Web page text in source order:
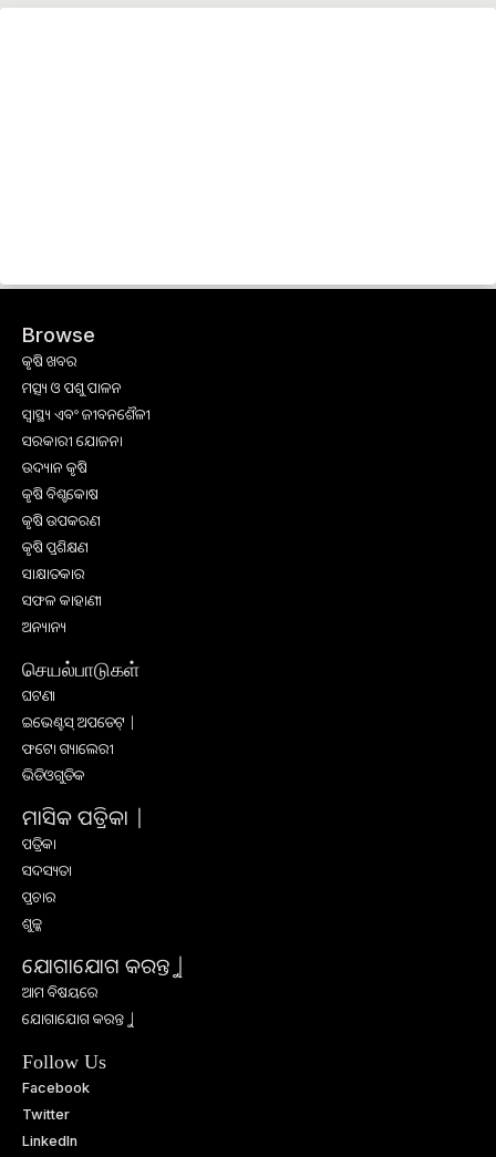
Browse
କୃଷି ଖବର
ମତ୍ସ୍ୟ ଓ ପଶୁ ପାଳନ
ସ୍ୱାସ୍ଥ୍ୟ ଏବଂ ଜୀବନଶୈଳୀ
ସରକାରୀ ଯୋଜନା
ଉଦ୍ୟାନ କୃଷି
କୃଷି ବିଶ୍ବକୋଷ
କୃଷି ଉପକରଣ
କୃଷି ପ୍ରଶିକ୍ଷଣ
ସାକ୍ଷାତକାର
ସଫଳ କାହାଣୀ
ଅନ୍ୟାନ୍ୟ
செயல்பாடுகள்
ଘଟଣା
ଇଭେଣ୍ଟସ୍ ଅପଡେଟ୍ |
ଫଟୋ ଗ୍ୟାଲେରୀ
ଭିଡିଓଗୁଡିକ
ମାସିକ ପତ୍ରିକା |
ପତ୍ରିକା
ସଦସ୍ୟତା
ପ୍ରଚାର
ଶୁଳ୍କ
ଯୋଗାଯୋଗ କରନ୍ତୁ |
ଆମ ବିଷୟରେ
ଯୋଗାଯୋଗ କରନ୍ତୁ |
Follow Us
Facebook
Twitter
LinkedIn